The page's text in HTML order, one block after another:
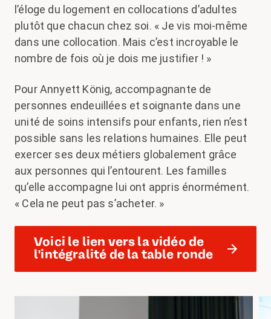
l’éloge du logement en collocations d’adultes
plutôt que chacun chez soi. « Je vis moi-même
dans une collocation. Mais c’est incroyable le
nombre de fois où je dois me justifier ! »
Pour Annyett König, accompagnante de
personnes endeuillées et soignante dans une
unité de soins intensifs pour enfants, rien n’est
possible sans les relations humaines. Elle peut
exercer ses deux métiers globalement grâce
aux personnes qui l’entourent. Les familles
qu’elle accompagne lui ont appris énormément.
« Cela ne peut pas s’acheter. »
Voici le lien vers la vidéo de
l'intégralité de la table ronde